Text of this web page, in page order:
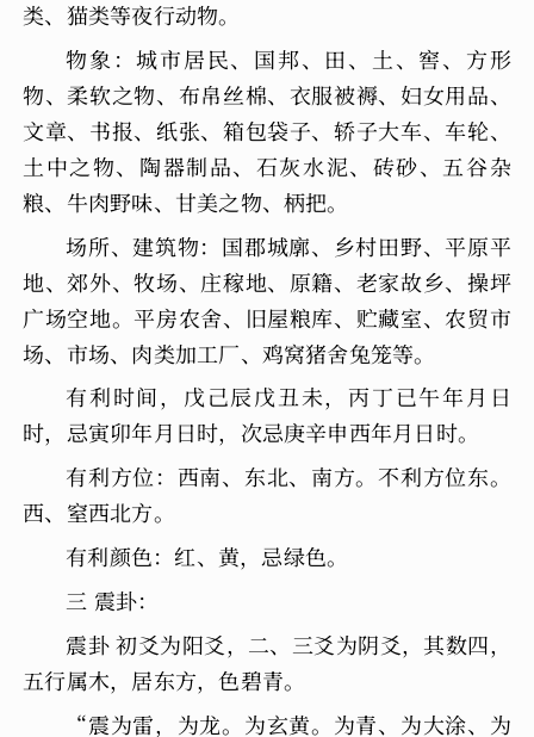
类、猫类等夜行动物。
物象：城市居民、国邦、田、土、窖、方形
物、柔软之物、布帛丝棉、衣服被褥、妇女用品、
文章、书报、纸张、箱包袋子、轿子大车、车轮、
土中之物、陶器制品、石灰水泥、砖砂、五谷杂
粮、牛肉野味、甘美之物、柄把。
场所、建筑物：国郡城廓、乡村田野、平原平
地、郊外、牧场、庄稼地、原籍、老家故乡、操坪
广场空地。平房农舍、旧屋粮库、贮藏室、农贸市
场、市场、肉类加工厂、鸡窝猪舍兔笼等。
有利时间，戊己辰戊丑未，丙丁已午年月日
时，忌寅卯年月日时，次忌庚辛申西年月日时。
有利方位：西南、东北、南方。不利方位东。
西、窒西北方。
有利颜色：红、黄，忌绿色。
三 震卦：
震卦 初爻为阳爻，二、三爻为阴爻，其数四，
五行属木，居东方，色碧青。
“震为雷，为龙。为玄黄。为青、为大涂、为